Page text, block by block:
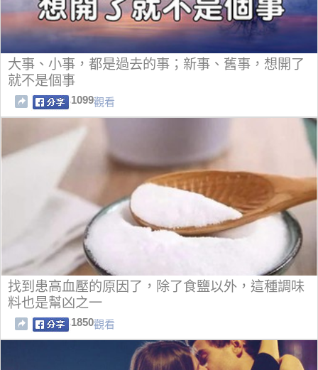
大事、小事，都是過去的事；新事、舊事，想開了
就不是個事
1099觀看
找到患高血壓的原因了，除了食鹽以外，這種調味
料也是幫凶之一
1850觀看